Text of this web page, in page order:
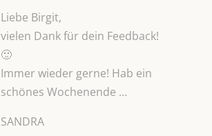
Liebe Birgit,
vielen Dank für dein Feedback!
🙂
Immer wieder gerne! Hab ein
schönes Wochenende …
SANDRA